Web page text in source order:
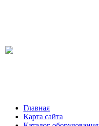
Главная
Карта сайта